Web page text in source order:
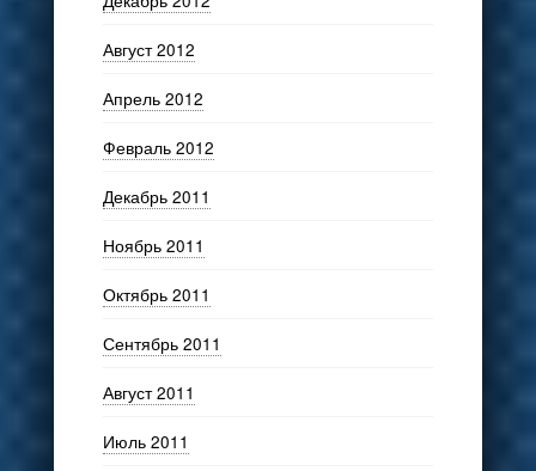
Август 2012
Апрель 2012
Февраль 2012
Декабрь 2011
Ноябрь 2011
Октябрь 2011
Сентябрь 2011
Август 2011
Июль 2011